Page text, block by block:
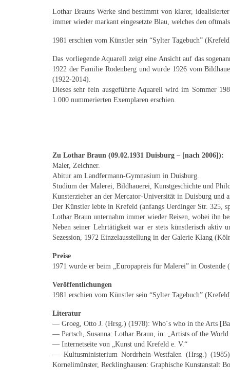
Lothar Brauns Werke sind bestimmt von klarer,
immer wieder markant eingesetzte Blau, welches den
1981 erschien vom Künstler sein “Sylter Tagebuch”
Das vorliegende Aquarell zeigt eine Ansicht auf das
1922 der Familie Rodenberg und wurde 1926 vom
(1922-2014).
Dieses sehr fein ausgeführte Aquarell wird im Sommer
1.000 nummerierten Exemplaren erschien.
Zu Lothar Braun (09.02.1931 Duisburg – [nach 2006]):
Maler, Zeichner.
Abitur am Landfermann-Gymnasium in Duisburg.
Studium der Malerei, Bildhauerei, Kunstgeschichte und
Kunsterzieher an der Mercator-Universität in Duisburg und
Der Künstler lebte in Krefeld (anfangs Uerdinger Str. 325,
Lothar Braun unternahm immer wieder Reisen, wobei ihn
Neben seiner Lehrtätigkeit war er stets künstlerisch aktiv
Sezession, 1972 Einzelausstellung in der Galerie Klang
Preise
1971 wurde er beim „Europapreis für Malerei” in Oostende
Veröffentlichungen
1981 erschien vom Künstler sein “Sylter Tagebuch”
Literatur
— Groeg, Otto J. (Hrsg.) (1978): Who´s who in the Arts
— Partsch, Susanna: Lothar Braun, in: „Artists of the
— Internetseite von „Kunst und Krefeld e. V.“
— Kultusministerium Nordrhein-Westfalen (Hrsg.)
Kornelimünster, Recklinghausen: Graphische Kunstanstalt